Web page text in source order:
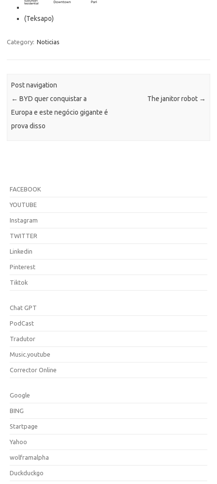
(Teksapo)
Category: Noticias
Post navigation
← BYD quer conquistar a
Europa e este negócio gigante é
prova disso
The janitor robot →
FACEBOOK
YOUTUBE
Instagram
TWITTER
Linkedin
Pinterest
Tiktok
Chat GPT
PodCast
Tradutor
Music.youtube
Corrector Online
Google
BING
Startpage
Yahoo
wolframalpha
Duckduckgo